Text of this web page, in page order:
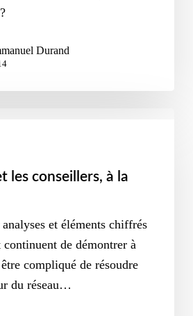
Durand
les conseillers, à la
et éléments chiffrés
de démontrer à
compliqué de résoudre
du réseau…